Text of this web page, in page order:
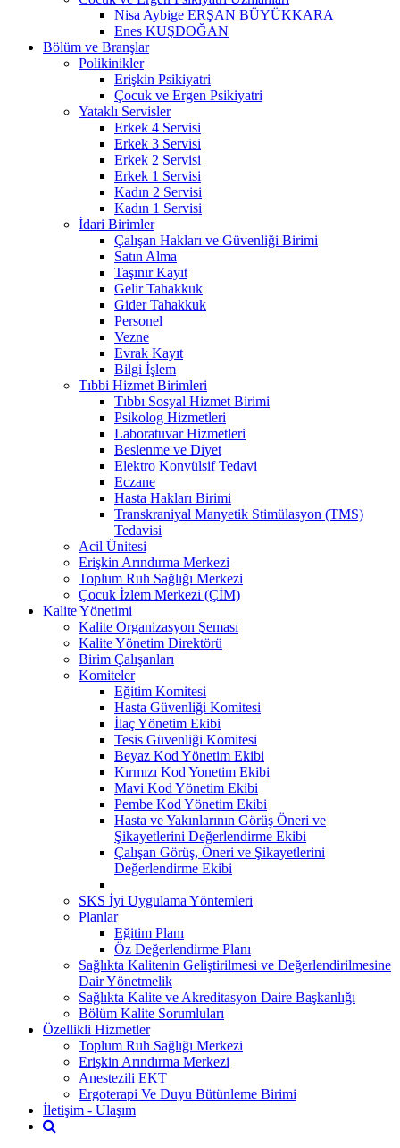
Nisa Aybige ERŞAN BÜYÜKKARA
Enes KUŞDOĞAN
Bölüm ve Branşlar
Polikinikler
Erişkin Psikiyatri
Çocuk ve Ergen Psikiyatri
Yataklı Servisler
Erkek 4 Servisi
Erkek 3 Servisi
Erkek 2 Servisi
Erkek 1 Servisi
Kadın 2 Servisi
Kadın 1 Servisi
İdari Birimler
Çalışan Hakları ve Güvenliği Birimi
Satın Alma
Taşınır Kayıt
Gelir Tahakkuk
Gider Tahakkuk
Personel
Vezne
Evrak Kayıt
Bilgi İşlem
Tıbbi Hizmet Birimleri
Tıbbı Sosyal Hizmet Birimi
Psikolog Hizmetleri
Laboratuvar Hizmetleri
Beslenme ve Diyet
Elektro Konvülsif Tedavi
Eczane
Hasta Hakları Birimi
Transkraniyal Manyetik Stimülasyon (TMS)
Tedavisi
Acil Ünitesi
Erişkin Arındırma Merkezi
Toplum Ruh Sağlığı Merkezi
Çocuk İzlem Merkezi (ÇİM)
Kalite Yönetimi
Kalite Organizasyon Şeması
Kalite Yönetim Direktörü
Birim Çalışanları
Komiteler
Eğitim Komitesi
Hasta Güvenliği Komitesi
İlaç Yönetim Ekibi
Tesis Güvenliği Komitesi
Beyaz Kod Yönetim Ekibi
Kırmızı Kod Yonetim Ekibi
Mavi Kod Yönetim Ekibi
Pembe Kod Yönetim Ekibi
Hasta ve Yakınlarının Görüş Öneri ve
Şikayetlerini Değerlendirme Ekibi
Çalışan Görüş, Öneri ve Şikayetlerini
Değerlendirme Ekibi
SKS İyi Uygulama Yöntemleri
Planlar
Eğitim Planı
Öz Değerlendirme Planı
Sağlıkta Kalitenin Geliştirilmesi ve Değerlendirilmesine
Dair Yönetmelik
Sağlıkta Kalite ve Akreditasyon Daire Başkanlığı
Bölüm Kalite Sorumluları
Özellikli Hizmetler
Toplum Ruh Sağlığı Merkezi
Erişkin Arındırma Merkezi
Anestezili EKT
Ergoterapi Ve Duyu Bütünleme Birimi
İletişim - Ulaşım